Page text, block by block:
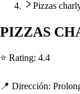
Pizzas
PIZZAS
⭐ Rating: 4.4
📍 Dirección: